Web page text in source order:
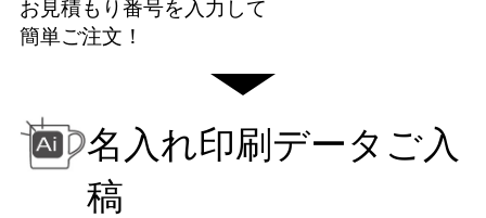
お見積もり番号を入力して
簡単ご注文！
名入れ印刷データご入
稿